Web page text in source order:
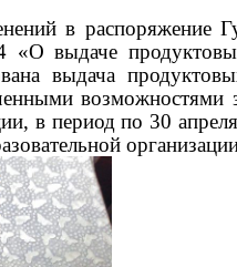
в распоряжение
выдаче
выдача
возможностями
в период по 30